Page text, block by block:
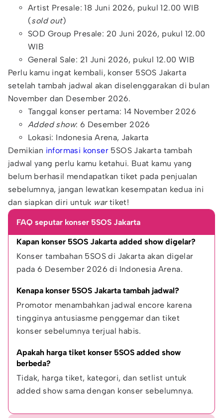
Artist Presale: 18 Juni 2026, pukul 12.00 WIB
(sold out)
SOD Group Presale: 20 Juni 2026, pukul 12.00
WIB
General Sale: 21 Juni 2026, pukul 12.00 WIB
Perlu kamu ingat kembali, konser 5SOS Jakarta
setelah tambah jadwal akan diselenggarakan di bulan
November dan Desember 2026.
Tanggal konser pertama: 14 November 2026
Added show: 6 Desember 2026
Lokasi: Indonesia Arena, Jakarta
Demikian informasi konser 5SOS Jakarta tambah
jadwal yang perlu kamu ketahui. Buat kamu yang
belum berhasil mendapatkan tiket pada penjualan
sebelumnya, jangan lewatkan kesempatan kedua ini
dan siapkan diri untuk wartiket!
FAQ seputar konser 5SOS Jakarta
Kapan konser 5SOS Jakarta added show digelar?
Konser tambahan 5SOS di Jakarta akan digelar
pada 6 Desember 2026 di Indonesia Arena.
Kenapa konser 5SOS Jakarta tambah jadwal?
Promotor menambahkan jadwal encore karena
tingginya antusiasme penggemar dan tiket
konser sebelumnya terjual habis.
Apakah harga tiket konser 5SOS added show
berbeda?
Tidak, harga tiket, kategori, dan setlist untuk
added show sama dengan konser sebelumnya.